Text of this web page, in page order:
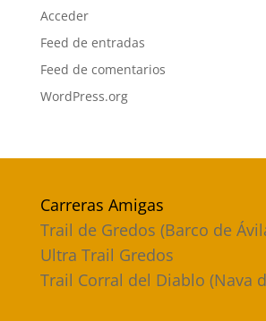
Acceder
Feed de entradas
Feed de comentarios
WordPress.org
Carreras Amigas
Trail de Gredos (Barco de
Ultra Trail Gredos
Trail Corral del Diablo (Nava